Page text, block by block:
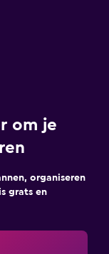
om je
organiseren
grats en